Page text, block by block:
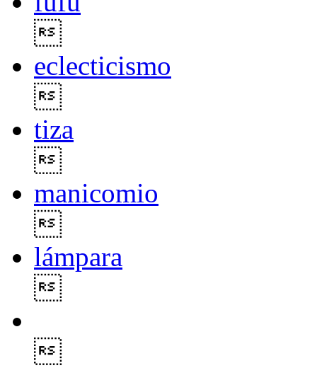
eclecticismo
tiza
manicomio
lámpara